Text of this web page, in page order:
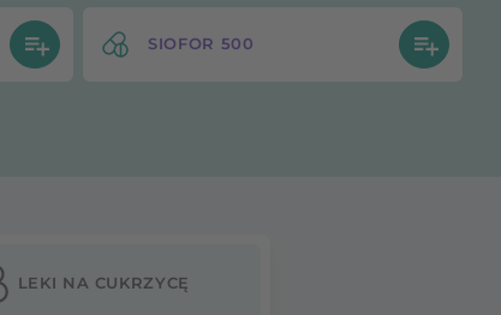
SIOFOR 500
LEKI NA CUKRZYCĘ